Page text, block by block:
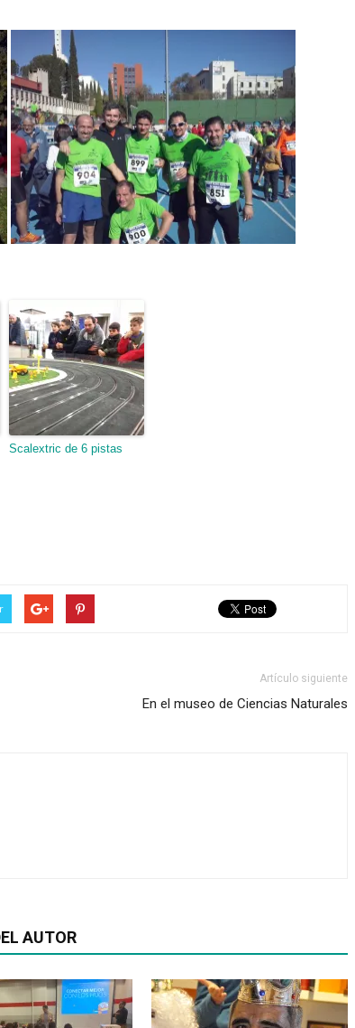
Scalextric de 6 pistas
Artículo siguiente
En el museo de Ciencias Naturales
AUTOR